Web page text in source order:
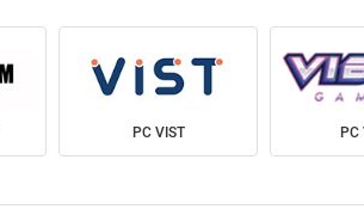
PC VIST PC